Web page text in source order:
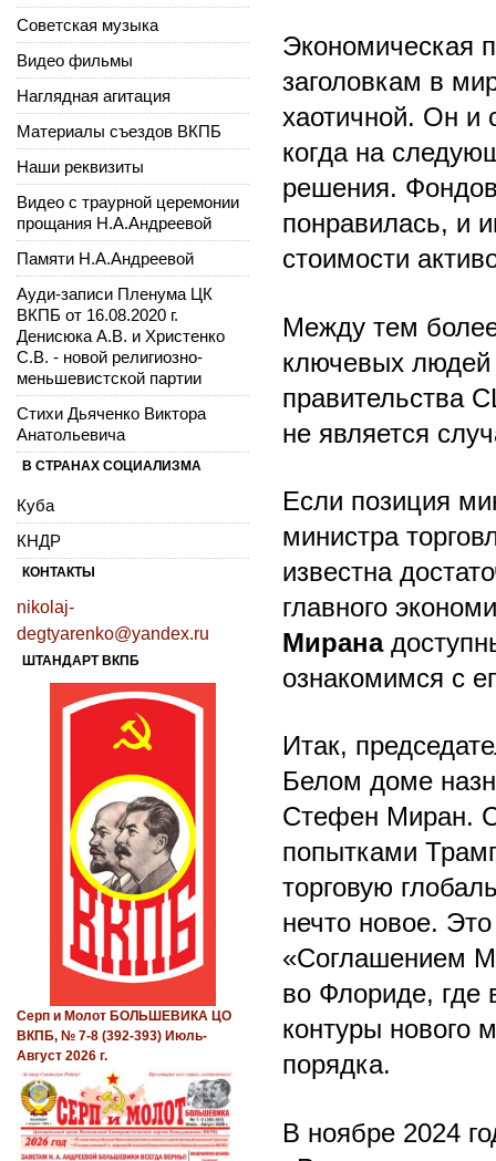
Экономическая
заголовкам в
хаотичной. Он и
когда на
решения.
понравилась, и
стоимости
Между тем
ключевых людей
правительства
не является
Если позиция
министра
известна
главного
Мирана
ознакомимся с
Итак,
Белом доме
Стефен Миран.
попытками
торговую
нечто новое.
«Соглашением
во Флориде, где
контуры нового
порядка.
В ноябре 2024
Советская музыка
Видео фильмы
Наглядная агитация
Материалы съездов ВКПБ
Наши реквизиты
Видео с траурной церемонии
прощания Н.А.Андреевой
Памяти Н.А.Андреевой
Ауди-записи Пленума ЦК
ВКПБ от 16.08.2020 г.
Денисюка А.В. и Христенко
С.В. - новой религиозно-
меньшевистской партии
Стихи Дьяченко Виктора
Анатольевича
В СТРАНАХ СОЦИАЛИЗМА
Куба
КНДР
КОНТАКТЫ
nikolaj-
degtyarenko@yandex.ru
ШТАНДАРТ ВКПБ
Серп и Молот БОЛЬШЕВИКА ЦО
ВКПБ, № 7-8 (392-393) Июль-
Август 2026 г.